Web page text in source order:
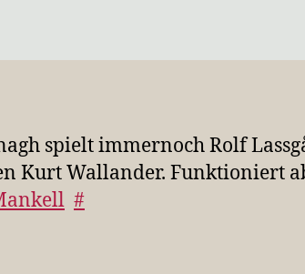
spielt immernoch Rolf
Kurt Wallander. Funktioniert
#